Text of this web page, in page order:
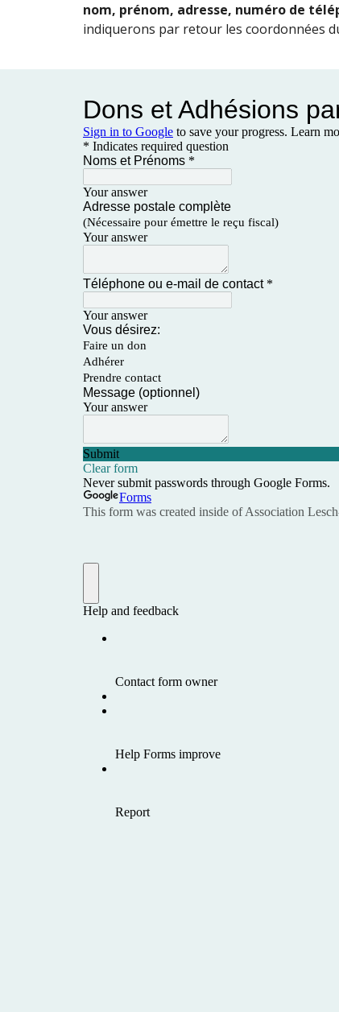
nom, prénom, adresse, numéro de
indiquerons par retour les coordonnées